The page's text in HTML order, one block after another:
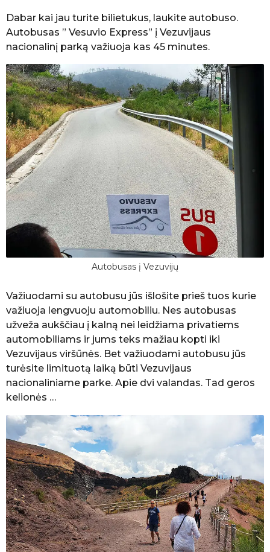
Dabar kai jau turite bilietukus, laukite autobuso.
Autobusas ” Vesuvio Express” į Vezuvijaus
nacionalinį parką važiuoja kas 45 minutes.
Autobusas į Vezuvijų
Važiuodami su autobusu jūs išlošite prieš tuos kurie
važiuoja lengvuoju automobiliu. Nes autobusas
užveža aukščiau į kalną nei leidžiama privatiems
automobiliams ir jums teks mažiau kopti iki
Vezuvijaus viršūnės. Bet važiuodami autobusu jūs
turėsite limituotą laiką būti Vezuvijaus
nacionaliniame parke. Apie dvi valandas. Tad geros
kelionės …